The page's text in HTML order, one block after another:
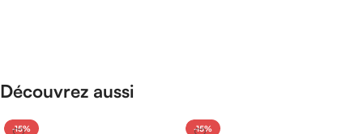
Découvrez aussi
-15% -15%